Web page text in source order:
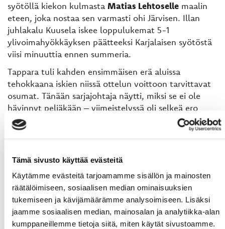
Tämä sivusto käyttää evästeitä
Käytämme evästeitä tarjoamamme sisällön ja mainosten
räätälöimiseen, sosiaalisen median ominaisuuksien
tukemiseen ja kävijämäärämme analysoimiseen. Lisäksi
jaamme sosiaalisen median, mainosalan ja analytiikka-alan
kumppaneillemme tietoja siitä, miten käytät sivustoamme.
syötöllä kiekon kulmastaMatias Lehtoselle maalin
eteen, joka nostaa sen varmasti ohi Järvisen. Illan
juhlakalu Kuusela iskee loppulukemat 5-1
ylivoimahyökkäyksen päätteeksi Karjalaisen syötöstä
viisi minuuttia ennen summeria.
Tappara tuli kahden ensimmäisen erä aluissa
tehokkaana iskien niissä ottelun voittoon tarvittavat
osumat. Tänään sarjajohtaja näytti, miksi se ei ole
hävinnyt peliäkään – viimeistelyssä oli selkeä ero
joukkueiden välillä ja Liigan kovin hyökkäyskalusto
tekee tuhojaan hyvällä prosentilla. Sportin
viimeistely ei ollut tänään pisteisiin vaadittavalla
liike hyvää, se haastoi ennakkoluulottomasti
Tapparan – jonka myös torjunnat Garteig 29, Järvinen
22, kertovat. Sportin pelit jatkuvat perjantaina
Kuopiossa KalPan vieraana.